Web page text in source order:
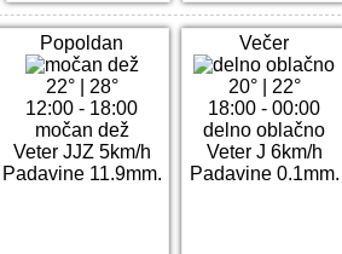
Popoldan
22°| 28°
12:00 - 18:00
močan dež
Veter JJZ 5km/h
Padavine 11.9mm.
Večer
20°| 22°
18:00 - 00:00
delno oblačno
Veter J 6km/h
Padavine 0.1mm.